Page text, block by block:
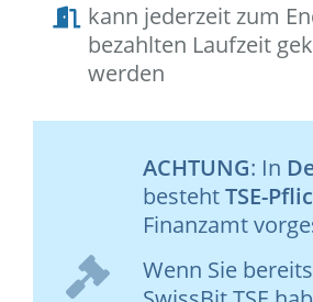
kann jederzeit zum
bezahlten Laufzeit
werden
ACHTUNG: In
bestehtTSE-
Finanzamt
Wenn Sie